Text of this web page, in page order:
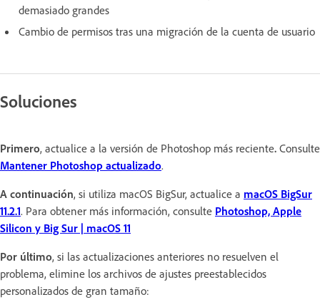
demasiado grandes
Cambio de permisos tras una migración de la cuenta de usuario
Soluciones
Primero, actualice a la versión de Photoshop más reciente. Consulte
Mantener Photoshop actualizado.
A continuación, si utiliza macOS BigSur, actualice a macOS BigSur
11.2.1. Para obtener más información, consulte Photoshop, Apple
Silicon y Big Sur | macOS 11
Por último, si las actualizaciones anteriores no resuelven el
problema, elimine los archivos de ajustes preestablecidos
personalizados de gran tamaño: